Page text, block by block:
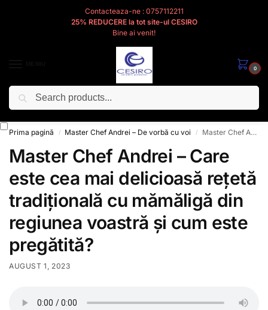
Contacteaza-ne : 0757112211
25% REDUCERE la tot site-ul CESIRO
Bine ai venit!
0
Cesiro
Prima pagină / Master Chef Andrei – De vorbă cu voi / Master Chef Andrei – Care este cea mai delicioasă rețetă tradițională cu mămăligă din regiunea voastră și cum este pregătită?
Master Chef Andrei – Care
este cea mai delicioasă rețetă
tradițională cu mămăligă din
regiunea voastră și cum este
pregătită?
AUGUST 1, 2023